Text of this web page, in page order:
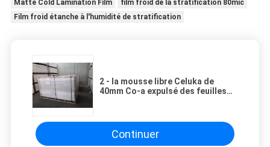
Matte Cold Lamination Film
film froid de la stratification 80mic
Film froid étanche à l'humidité de stratification
2 - la mousse libre Celuka de
40mm Co-a expulsé des feuilles
Continuer